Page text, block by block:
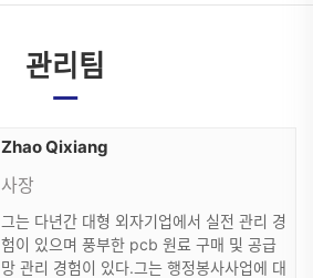
관리팀
Zhao Qixiang
사장
그는 다년간 대형 외자기업에서 실전 관리 경
험이 있으며 풍부한 pcb 원료 구매 및 공급
망 관리 경험이 있다.그는 행정봉사사업에 대